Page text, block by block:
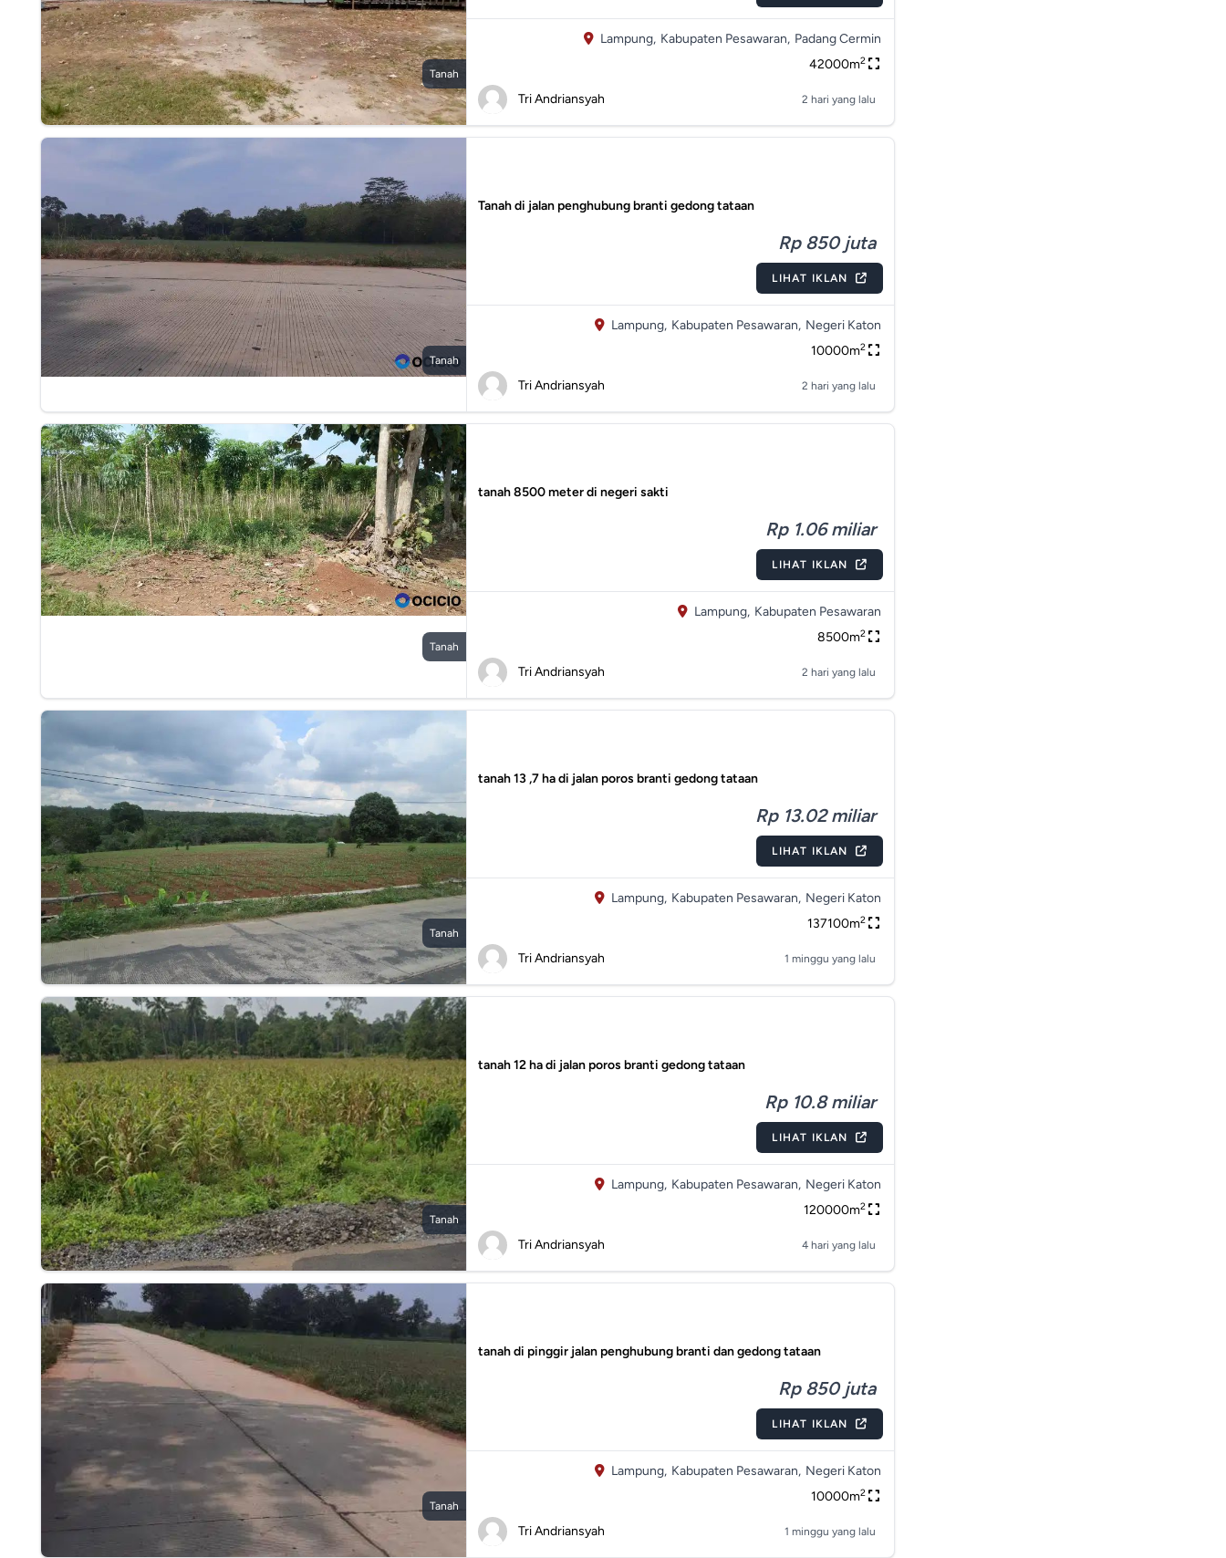
Tanah
Lampung, Kabupaten Pesawaran, Padang Cermin
42000m2
Tri Andriansyah 2 hari yang lalu
Tanah
Tanah di jalan penghubung branti gedong tataan
Rp 850 juta
LIHAT IKLAN
Lampung, Kabupaten Pesawaran, Negeri Katon
10000m2
Tri Andriansyah 2 hari yang lalu
Tanah
tanah 8500 meter di negeri sakti
Rp 1.06 miliar
LIHAT IKLAN
Lampung, Kabupaten Pesawaran
8500m2
Tri Andriansyah 2 hari yang lalu
Tanah
tanah 13 ,7 ha di jalan poros branti gedong tataan
Rp 13.02 miliar
LIHAT IKLAN
Lampung, Kabupaten Pesawaran, Negeri Katon
137100m2
Tri Andriansyah 1 minggu yang lalu
Tanah
tanah 12 ha di jalan poros branti gedong tataan
Rp 10.8 miliar
LIHAT IKLAN
Lampung, Kabupaten Pesawaran, Negeri Katon
120000m2
Tri Andriansyah 4 hari yang lalu
Tanah
tanah di pinggir jalan penghubung branti dan gedong tataan
Rp 850 juta
LIHAT IKLAN
Lampung, Kabupaten Pesawaran, Negeri Katon
10000m2
Tri Andriansyah 1 minggu yang lalu